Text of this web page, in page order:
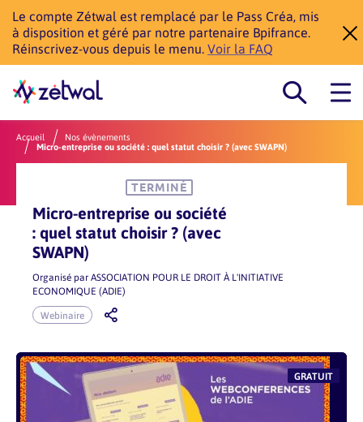
Le compte Zétwal est remplacé par le Pass Créa, mis
à disposition et géré par notre partenaire Bpifrance.
Réinscrivez-vous depuis le menu.Voir la FAQ
Accueil Nos évènements
Micro-entreprise ou société : quel statut choisir ? (avec SWAPN)
Micro-entreprise ou société
: quel statut choisir ? (avec
SWAPN)
Organisé parASSOCIATION POUR LE DROIT À L'INITIATIVE
ECONOMIQUE (ADIE)
TERMINÉ
Webinaire
GRATUIT